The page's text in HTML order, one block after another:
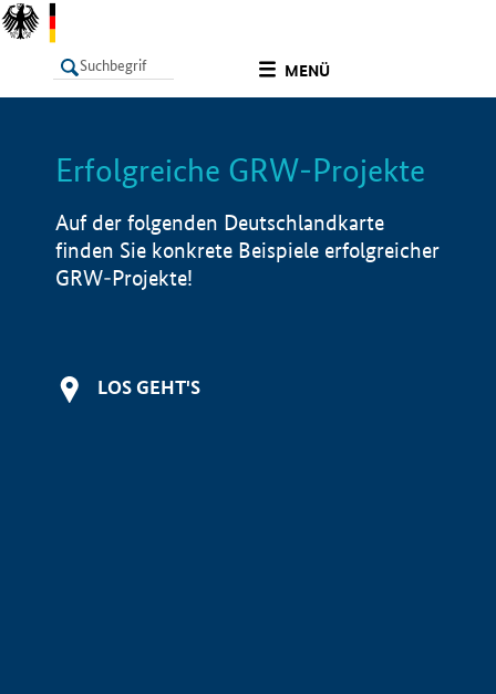
MENÜ
LISTE Info
Erfolgreiche GRW-Projekte
Auf der folgenden Deutschlandkarte
finden Sie konkrete Beispiele erfolgreicher
GRW-Projekte!
LOS GEHT'S